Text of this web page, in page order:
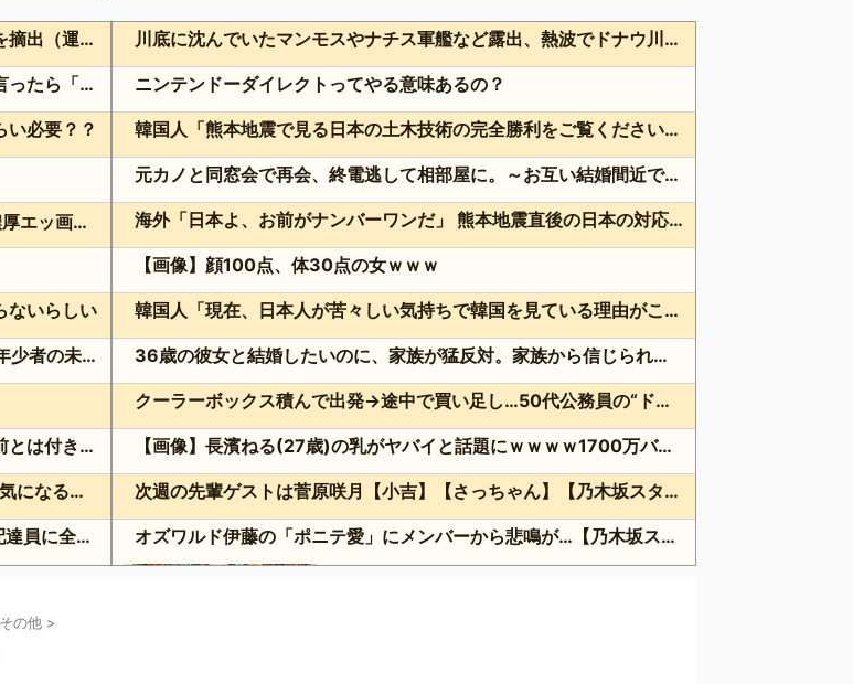
京大病院、脳腫瘍ではなく患者の小脳と脳幹の正常部位を摘出（運動と自発呼吸を司る部位） 患者は生き地獄に
食後のチョコをやめない嫁にお菓子ばっかり食べてると言ったら「ご飯は体の栄養、チョコは心の栄養」と屁理屈言われた。その分ご飯を腹一杯食えばいいじゃん。
い必要？？
舌を絡ませて、唾液交換して── ちゅっちゅしながらの濃厚エッ画像♪
ないらしい
妻子を隠して未成年と交際…福岡地裁が26歳男に実刑「年少者の未熟さにつけ込んだ」
声オタ「あの声優彼氏バレしやがって」 敵「どうせお前とは付き合えないのにｗ」←これ
「VIVANT」第9話前 超異例編成229分異例決定！ 気になる「裏の裏」黒須（松坂桃李）飛び交う考察
ダブルヒガシの東がUber Eatsでお寿司を注文したら、配達員に全て食べられる!?
相互RSS
川底に沈んでいたマンモスやナチス軍艦など露出、熱波でドナウ川が歴史的渇水！
ニンテンドーダイレクトってやる意味あるの？
韓国人「熊本地震で見る日本の土木技術の完全勝利をご覧ください」→「これはすごいわ」「こういうのを見ると日本人は何か適当に作る感じがしない・・・」「あれがまさに経験値である」
元カノと同窓会で再会、終電逃して相部屋に。～お互い結婚間近で浮気セックスしてしまいました～
海外「日本よ、お前がナンバーワンだ」 熊本地震直後の日本の対応のスピードに世界が衝撃
【画像】顔100点、体30点の女ｗｗｗ
韓国人「現在、日本人が苦々しい気持ちで韓国を見ている理由がこちら…」→「相当悔しがってるだろうな…（ﾌﾞﾙﾌﾞﾙ」＝韓国の反応
36歳の彼女と結婚したいのに、家族が猛反対。家族から信じられない言葉が飛び出した… 他
クーラーボックス積んで出発→途中で買い足し…50代公務員の“ドライブ”が地獄すぎた 他
【画像】長濱ねる(27歳)の乳がヤバイと話題にｗｗｗｗ1700万バズｗｗｗｗｗｗｗｗｗｗ 他
次週の先輩ゲストは菅原咲月【小吉】【さっちゃん】【乃木坂スター誕生！SIX】【乃木坂46】
オズワルド伊藤の「ポニテ愛」にメンバーから悲鳴が…【乃木坂スター誕生！SIX】【乃木坂46】
その他 >